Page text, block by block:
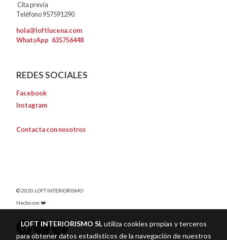
Cita previa
Teléfono 957591290
hola@loftlucena.com
WhatsApp 635756448
REDES SOCIALES
Facebook
Instagram
Contacta con nosotros
© 2020 LOFT INTERIORISMO
Hecho con ❤️
LOFT INTERIORISMO SLutiliza cookies propias y terceros
para obtener datos estadísticos de la navegación de nuestros